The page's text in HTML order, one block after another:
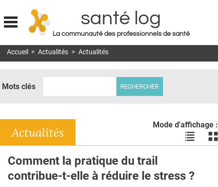
Jump to navigation
santé log
La communauté des professionnels de santé
MON COMPTE
DOSSIERS
RÉSEAUX
E-REVUE SAD
Accueil > Actualités > Actualités
Mots clés
Mode d'affichage :
Voir
les
liste
les
Actualités
Comment la pratique du trail
contribue-t-elle à réduire le stress ?